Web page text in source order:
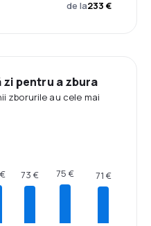
de la233 €
pentru a zbura
zborurile au cele mai
73 € 75 € 71 €